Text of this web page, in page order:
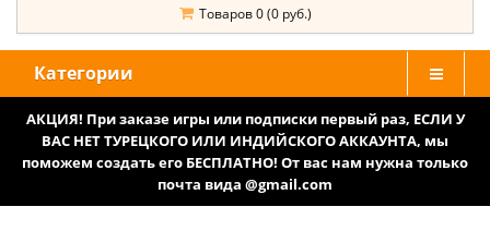
Товаров 0 (0 руб.)
Категории
АКЦИЯ! При заказе игры или подписки первый раз, ЕСЛИ У
ВАС НЕТ ТУРЕЦКОГО ИЛИ ИНДИЙСКОГО АККАУНТА, мы
поможем создать его БЕСПЛАТНО! От вас нам нужна только
почта вида @gmail.com